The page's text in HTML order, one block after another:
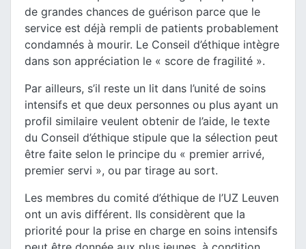
de grandes chances de guérison parce que le
service est déjà rempli de patients probablement
condamnés à mourir. Le Conseil d’éthique intègre
dans son appréciation le « score de fragilité ».
Par ailleurs, s’il reste un lit dans l’unité de soins
intensifs et que deux personnes ou plus ayant un
profil similaire veulent obtenir de l’aide, le texte
du Conseil d’éthique stipule que la sélection peut
être faite selon le principe du « premier arrivé,
premier servi », ou par tirage au sort.
Les membres du comité d’éthique de l’UZ Leuven
ont un avis différent. Ils considèrent que la
priorité pour la prise en charge en soins intensifs